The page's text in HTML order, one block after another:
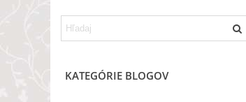
KATEGÓRIE BLOGOV